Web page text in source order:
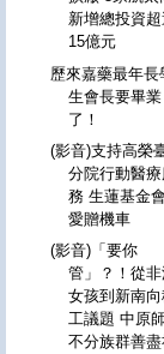
新增總投資超
15億元
歷來嘉藥最年長
生會長要畢業
了！
(影音)支持高榮
分院行動醫療
務 生蓮基金
愛贈機車
(影音)「要你
管」？！從非
女孩到新南
工議題 中原
不分族群善盡